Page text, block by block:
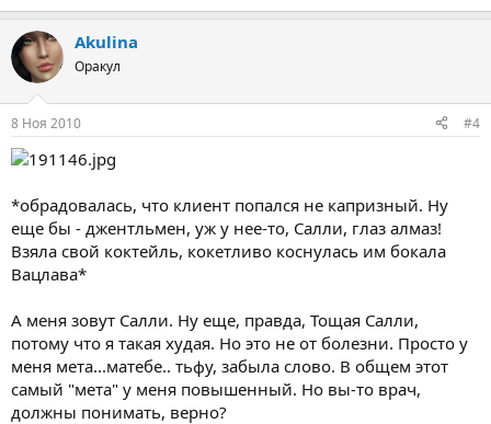
Akulina
Оракул
8 Ноя 2010 #4
*обрадовалась, что клиент попался не капризный. Ну
еще бы - джентльмен, уж у нее-то, Салли, глаз алмаз!
Взяла свой коктейль, кокетливо коснулась им бокала
Вацлава*
А меня зовут Салли. Ну еще, правда, Тощая Салли,
потому что я такая худая. Но это не от болезни. Просто у
меня мета...матебе.. тьфу, забыла слово. В общем этот
самый "мета" у меня повышенный. Но вы-то врач,
должны понимать, верно?